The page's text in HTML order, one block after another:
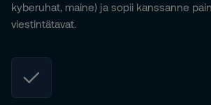
kyberuhat, maine) ja sopii kanssanne
viestintätavat.